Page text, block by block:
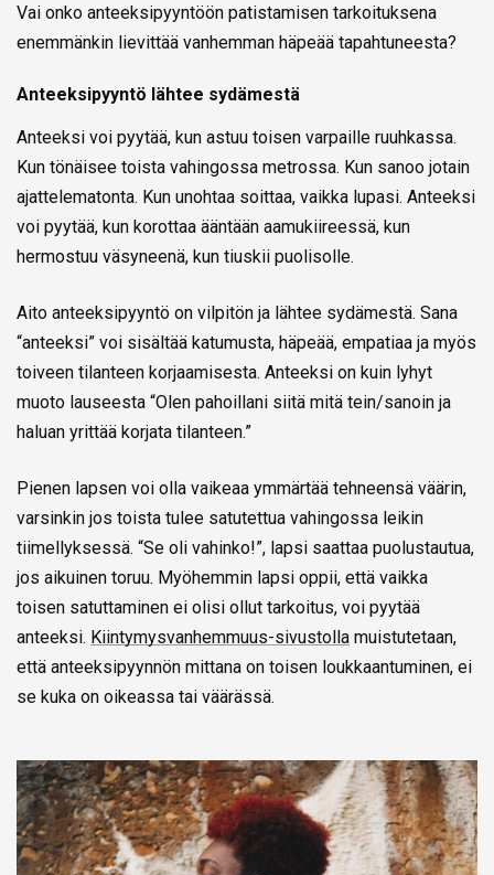
Vai onko anteeksipyyntöön patistamisen tarkoituksena
enemmänkin lievittää vanhemman häpeää tapahtuneesta?
Anteeksipyyntö lähtee sydämestä
Anteeksi voi pyytää, kun astuu toisen varpaille ruuhkassa.
Kun tönäisee toista vahingossa metrossa. Kun sanoo jotain
ajattelematonta. Kun unohtaa soittaa, vaikka lupasi. Anteeksi
voi pyytää, kun korottaa ääntään aamukiireessä, kun
hermostuu väsyneenä, kun tiuskii puolisolle.
Aito anteeksipyyntö on vilpitön ja lähtee sydämestä. Sana
“anteeksi” voi sisältää katumusta, häpeää, empatiaa ja myös
toiveen tilanteen korjaamisesta. Anteeksi on kuin lyhyt
muoto lauseesta “Olen pahoillani siitä mitä tein/sanoin ja
haluan yrittää korjata tilanteen.”
Pienen lapsen voi olla vaikeaa ymmärtää tehneensä väärin,
varsinkin jos toista tulee satutettua vahingossa leikin
tiimellyksessä. “Se oli vahinko!”, lapsi saattaa puolustautua,
jos aikuinen toruu. Myöhemmin lapsi oppii, että vaikka
toisen satuttaminen ei olisi ollut tarkoitus, voi pyytää
anteeksi. Kiintymysvanhemmuus-sivustolla muistutetaan,
että anteeksipyynnön mittana on toisen loukkaantuminen, ei
se kuka on oikeassa tai väärässä.